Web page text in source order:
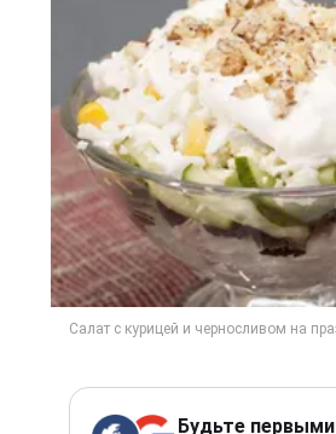
Будьте